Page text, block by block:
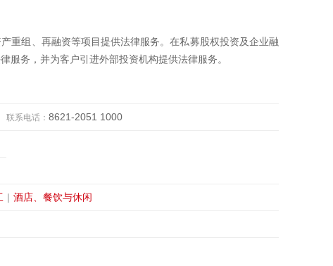
重组、再融资等项目提供法律服务。在私募股权投资及企业融
服务，并为客户引进外部投资机构提供法律服务。
联系电话：8621-2051 1000
| 酒店、餐饮与休闲